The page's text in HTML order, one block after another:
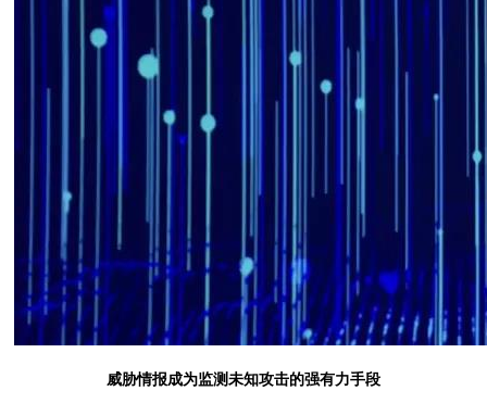
威胁情报成为监测未知攻击的强有力手段